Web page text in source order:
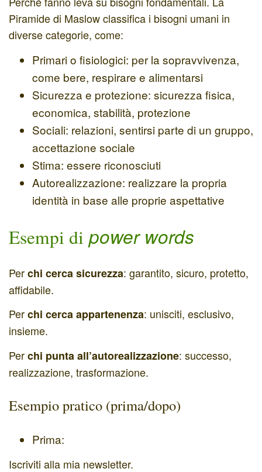
Piramide di Maslow classifica i bisogni umani in
diverse categorie, come:
Primari o fisiologici: per la sopravvivenza,
come bere, respirare e alimentarsi
Sicurezza e protezione: sicurezza fisica,
economica, stabilità, protezione
Sociali: relazioni, sentirsi parte di un gruppo,
accettazione sociale
Stima: essere riconosciuti
Autorealizzazione: realizzare la propria
identità in base alle proprie aspettative
Esempi di power words
Perchi cerca sicurezza: garantito, sicuro, protetto,
affidabile.
Perchi cerca appartenenza: unisciti, esclusivo,
insieme.
Perchi punta all’autorealizzazione: successo,
realizzazione, trasformazione.
Esempio pratico (prima/dopo)
Prima:
Iscriviti alla mia newsletter.